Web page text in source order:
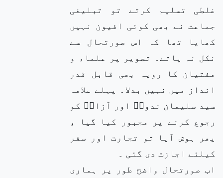
غلطی تسلیم کرتے تو تبلیغی
جماعت نے بھی کوئی افیون نہیں
کھایا تھا کہ اس صورتحال سے
نکل نہ پاتے۔ تصویر پر علماء و
مفتیان کا رویہ بھی قابل قدر
انداز میں نہیں بدلا۔ پہلے علامہ
سید سلیمان ندویؒ اور آزادؒ کو
رجوع کرنے پر مجبور کیا گیا ،
پھر ہوش آیا تو تجارت اور سفر
کیلئے اجازت دی گئی ۔
اب صورتحال واضح طور پر ہماری